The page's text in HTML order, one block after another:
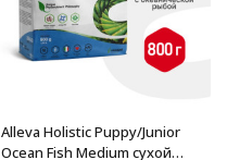
Alleva Holistic Puppy/Junior
Ocean Fish Medium сухой